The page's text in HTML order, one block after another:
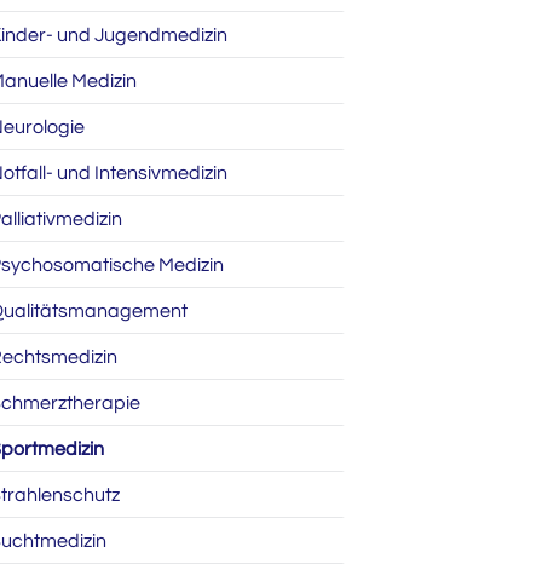
und Jugendmedizin
Medizin
und Intensivmedizin
Medizin